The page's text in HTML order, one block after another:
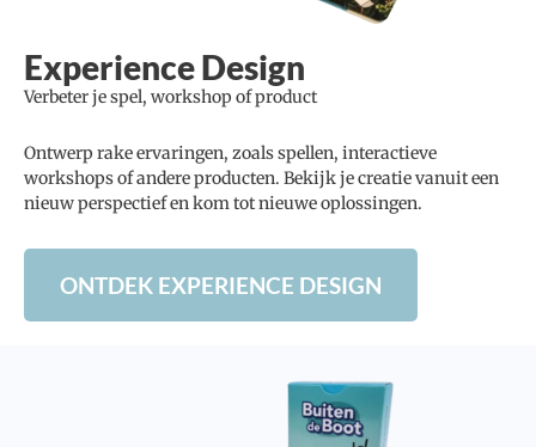
Experience Design
Verbeter je spel, workshop of product
Ontwerp rake ervaringen, zoals spellen, interactieve
workshops of andere producten. Bekijk je creatie vanuit een
nieuw perspectief en kom tot nieuwe oplossingen.
ONTDEK EXPERIENCE DESIGN